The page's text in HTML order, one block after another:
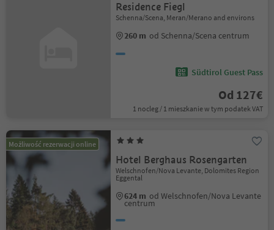
Residence Fiegl
Schenna/Scena, Meran/Merano and environs
260 m od Schenna/Scena centrum
Südtirol Guest Pass
Od 127€
1 nocleg / 1 mieszkanie w tym podatek VAT
Możliwość rezerwacji online
Hotel Berghaus Rosengarten
Welschnofen/Nova Levante, Dolomites Region
Eggental
624 m od Welschnofen/Nova Levante
centrum